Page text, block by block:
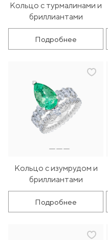
Кольцо с турмалинами и
бриллиантами
Подробнее
Кольцо с изумрудом и
бриллиантами
Подробнее